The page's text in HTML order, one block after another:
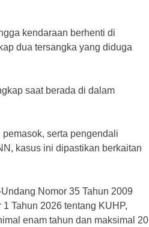
kendaraan berhenti di
dua tersangka yang diduga
saat berada di dalam
serta pengendali
kasus ini dipastikan berkaitan
Nomor 35 Tahun 2009
Tahun 2026 tentang KUHP,
enam tahun dan maksimal 20